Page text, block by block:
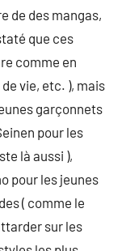
de des mangas,
que ces
comme en
vie, etc. ), mais
garçonnets
pour les
là aussi ),
pour les jeunes
( comme le
sur les